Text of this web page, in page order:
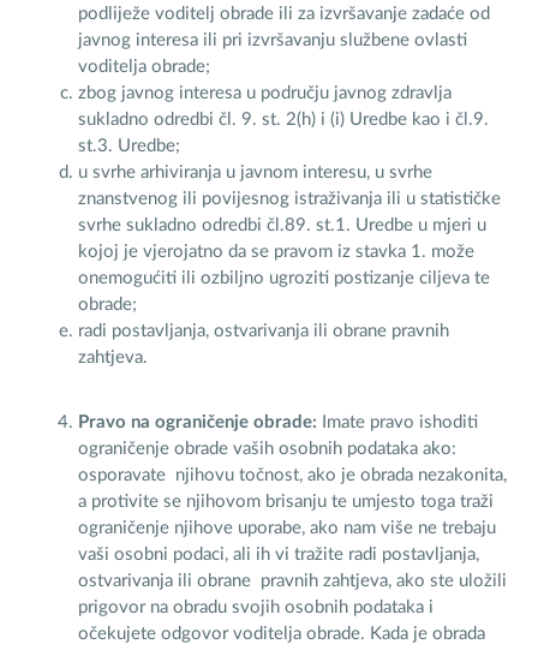
podliježe voditelj obrade ili za izvršavanje zadaće od
javnog interesa ili pri izvršavanju službene ovlasti
voditelja obrade;
zbog javnog interesa u području javnog zdravlja
sukladno odredbi čl. 9. st. 2(h) i (i) Uredbe kao i čl.9.
st.3. Uredbe;
u svrhe arhiviranja u javnom interesu, u svrhe
znanstvenog ili povijesnog istraživanja ili u statističke
svrhe sukladno odredbi čl.89. st.1. Uredbe u mjeri u
kojoj je vjerojatno da se pravom iz stavka 1. može
onemogućiti ili ozbiljno ugroziti postizanje ciljeva te
obrade;
radi postavljanja, ostvarivanja ili obrane pravnih
zahtjeva.
Pravo na ograničenje obrade: Imate pravo ishoditi
ograničenje obrade vaših osobnih podataka ako:
osporavate njihovu točnost, ako je obrada nezakonita,
a protivite se njihovom brisanju te umjesto toga traži
ograničenje njihove uporabe, ako nam više ne trebaju
vaši osobni podaci, ali ih vi tražite radi postavljanja,
ostvarivanja ili obrane pravnih zahtjeva, ako ste uložili
prigovor na obradu svojih osobnih podataka i
očekujete odgovor voditelja obrade. Kada je obrada